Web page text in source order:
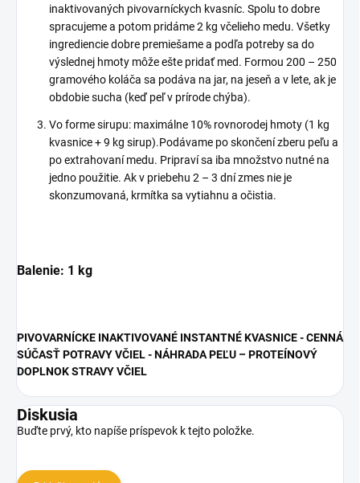
inaktivovaných pivovarníckych kvasníc. Spolu to dobre
spracujeme a potom pridáme 2 kg včelieho medu. Všetky
ingrediencie dobre premiešame a podľa potreby sa do
výslednej hmoty môže ešte pridať med. Formou 200 – 250
gramového koláča sa podáva na jar, na jeseň a v lete, ak je
obdobie sucha (keď peľ v prírode chýba).
Vo forme sirupu: maximálne 10% rovnorodej hmoty (1 kg
kvasnice + 9 kg sirup).Podávame po skončení zberu peľu a
po extrahovaní medu. Pripraví sa iba množstvo nutné na
jedno použitie. Ak v priebehu 2 – 3 dní zmes nie je
skonzumovaná, krmítka sa vytiahnu a očistia.
Balenie: 1 kg
PIVOVARNÍCKE INAKTIVOVANÉ INSTANTNÉ KVASNICE - CENNÁ
SÚČASŤ POTRAVY VČIEL - NÁHRADA PEĽU – PROTEÍNOVÝ
DOPLNOK STRAVY VČIEL
Diskusia
Buďte prvý, kto napíše príspevok k tejto položke.